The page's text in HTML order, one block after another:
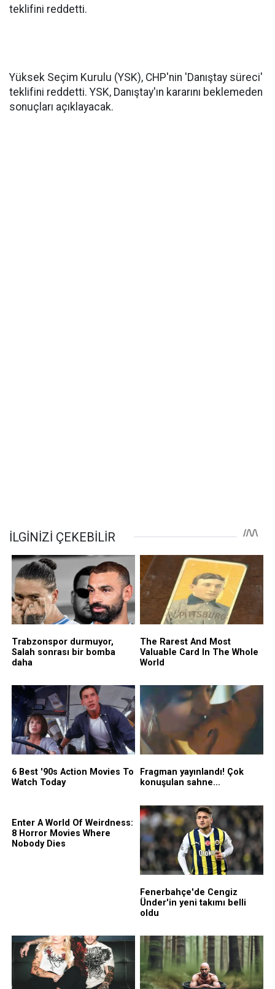
teklifini reddetti.
Yüksek Seçim Kurulu (YSK), CHP'nin 'Danıştay süreci'
teklifini reddetti. YSK, Danıştay'ın kararını beklemeden
sonuçları açıklayacak.